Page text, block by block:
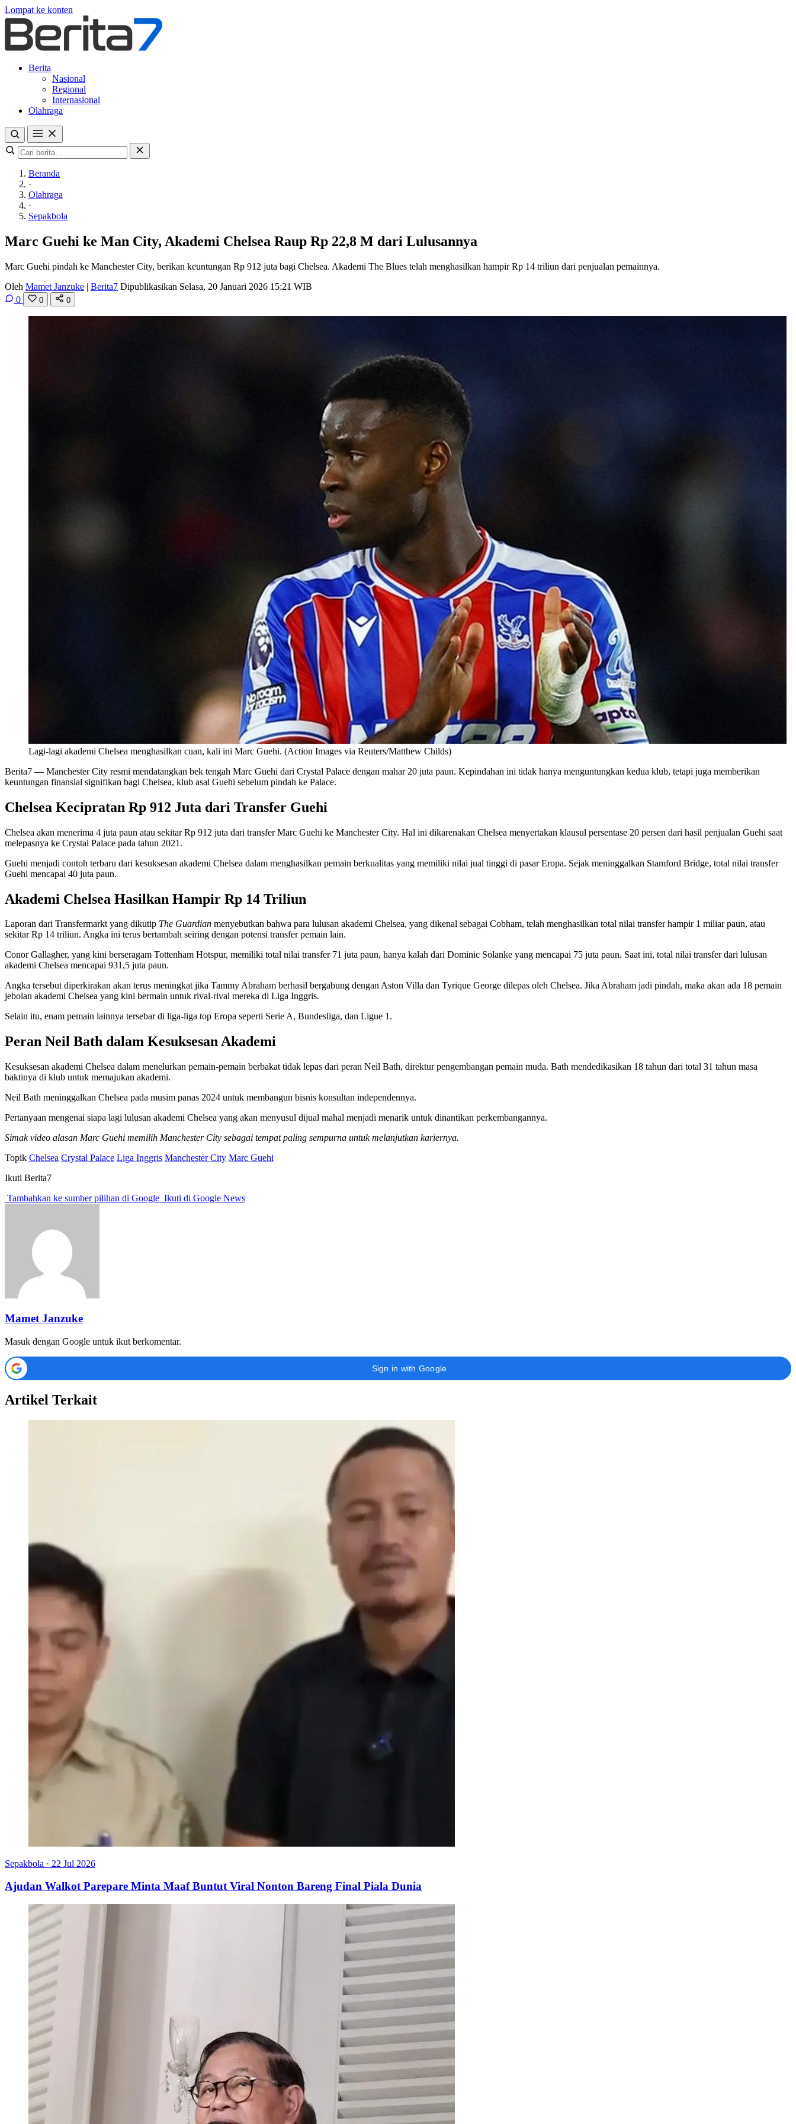
Lompat ke konten
Berita
Nasional
Regional
Internasional
Olahraga
Beranda
·
Olahraga
·
Sepakbola
Marc Guehi ke Man City, Akademi Chelsea Raup Rp 22,8 M dari Lulusannya
Marc Guehi pindah ke Manchester City, berikan keuntungan Rp 912 juta bagi Chelsea. Akademi The Blues telah menghasilkan hampir Rp 14 triliun dari penjualan pemainnya.
Oleh Mamet Janzuke | Berita7 Dipublikasikan Selasa, 20 Januari 2026 15:21 WIB
0
0 0
Lagi-lagi akademi Chelsea menghasilkan cuan, kali ini Marc Guehi. (Action Images via Reuters/Matthew Childs)
Berita7 — Manchester City resmi mendatangkan bek tengah Marc Guehi dari Crystal Palace dengan mahar 20 juta paun. Kepindahan ini tidak hanya menguntungkan kedua klub, tetapi juga memberikan
keuntungan finansial signifikan bagi Chelsea, klub asal Guehi sebelum pindah ke Palace.
Chelsea Kecipratan Rp 912 Juta dari Transfer Guehi
Chelsea akan menerima 4 juta paun atau sekitar Rp 912 juta dari transfer Marc Guehi ke Manchester City. Hal ini dikarenakan Chelsea menyertakan klausul persentase 20 persen dari hasil penjualan Guehi saat
melepasnya ke Crystal Palace pada tahun 2021.
Guehi menjadi contoh terbaru dari kesuksesan akademi Chelsea dalam menghasilkan pemain berkualitas yang memiliki nilai jual tinggi di pasar Eropa. Sejak meninggalkan Stamford Bridge, total nilai transfer
Guehi mencapai 40 juta paun.
Akademi Chelsea Hasilkan Hampir Rp 14 Triliun
Laporan dari Transfermarkt yang dikutip The Guardian menyebutkan bahwa para lulusan akademi Chelsea, yang dikenal sebagai Cobham, telah menghasilkan total nilai transfer hampir 1 miliar paun, atau
sekitar Rp 14 triliun. Angka ini terus bertambah seiring dengan potensi transfer pemain lain.
Conor Gallagher, yang kini berseragam Tottenham Hotspur, memiliki total nilai transfer 71 juta paun, hanya kalah dari Dominic Solanke yang mencapai 75 juta paun. Saat ini, total nilai transfer dari lulusan
akademi Chelsea mencapai 931,5 juta paun.
Angka tersebut diperkirakan akan terus meningkat jika Tammy Abraham berhasil bergabung dengan Aston Villa dan Tyrique George dilepas oleh Chelsea. Jika Abraham jadi pindah, maka akan ada 18 pemain
jebolan akademi Chelsea yang kini bermain untuk rival-rival mereka di Liga Inggris.
Selain itu, enam pemain lainnya tersebar di liga-liga top Eropa seperti Serie A, Bundesliga, dan Ligue 1.
Peran Neil Bath dalam Kesuksesan Akademi
Kesuksesan akademi Chelsea dalam menelurkan pemain-pemain berbakat tidak lepas dari peran Neil Bath, direktur pengembangan pemain muda. Bath mendedikasikan 18 tahun dari total 31 tahun masa
baktinya di klub untuk memajukan akademi.
Neil Bath meninggalkan Chelsea pada musim panas 2024 untuk membangun bisnis konsultan independennya.
Pertanyaan mengenai siapa lagi lulusan akademi Chelsea yang akan menyusul dijual mahal menjadi menarik untuk dinantikan perkembangannya.
Simak video alasan Marc Guehi memilih Manchester City sebagai tempat paling sempurna untuk melanjutkan kariernya.
Topik Chelsea Crystal Palace Liga Inggris Manchester City Marc Guehi
Ikuti Berita7
Tambahkan ke sumber pilihan di Google Ikuti di Google News
Mamet Janzuke
Masuk dengan Google untuk ikut berkomentar.
Sign in with Google
Artikel Terkait
Sepakbola · 22 Jul 2026
Ajudan Walkot Parepare Minta Maaf Buntut Viral Nonton Bareng Final Piala Dunia